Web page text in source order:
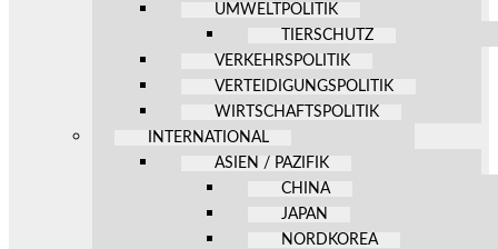
UMWELTPOLITIK
TIERSCHUTZ
VERKEHRSPOLITIK
VERTEIDIGUNGSPOLITIK
WIRTSCHAFTSPOLITIK
INTERNATIONAL
ASIEN / PAZIFIK
CHINA
JAPAN
NORDKOREA